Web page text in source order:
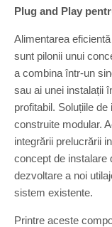
Plug and Play
Alimentarea
sunt pilonii unui
a combina într-un
sau ai unei instalații
profitabil. Soluțiile
construite modular.
integrării prelucrării
concept de instalare
dezvoltare a noi
sistem existente.
Printre aceste